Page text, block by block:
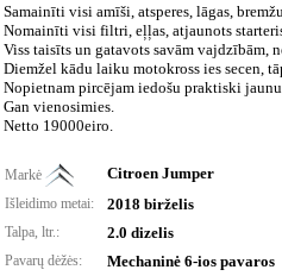
Samainīti visi amīši, atsperes, lāgas,
Nomainīti visi filtri, eļļas, atjaunots
Viss taisīts un gatavots savām vajdzībām,
Diemžel kādu laiku motokross ies secen,
Nopietnam pircējam iedošu praktiski
Gan vienosimies.
Netto 19000eiro.
Markė Citroen Jumper
Išleidimo metai: 2018 birželis
Talpa, ltr.: 2.0 dizelis
Pavarų dėžės: Mechaninė 6-ios pavaros